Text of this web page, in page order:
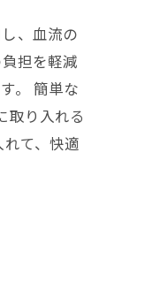
、血流の
担を軽減
。 簡単な
取り入れる
て、快適